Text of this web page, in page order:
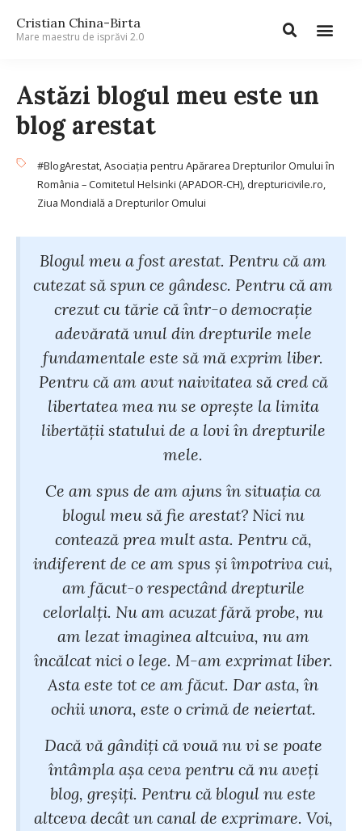
Cristian China-Birta
Mare maestru de isprăvi 2.0
Astăzi blogul meu este un
blog arestat
#BlogArestat,Asociația pentru Apărarea Drepturilor Omului în
România – Comitetul Helsinki (APADOR-CH), drepturicivile.ro,
Ziua Mondială a Drepturilor Omului
Blogul meu a fost arestat. Pentru că am
cutezat să spun ce gândesc. Pentru că am
crezut cu tărie că într-o democrație
adevărată unul din drepturile mele
fundamentale este să mă exprim liber.
Pentru că am avut naivitatea să cred că
libertatea mea nu se oprește la limita
libertății statului de a lovi în drepturile
mele.
Ce am spus de am ajuns în situația ca
blogul meu să fie arestat? Nici nu
contează prea mult asta. Pentru că,
indiferent de ce am spus și împotriva cui,
am făcut-o respectând drepturile
celorlalți. Nu am acuzat fără probe, nu
am lezat imaginea altcuiva, nu am
încălcat nici o lege. M-am exprimat liber.
Asta este tot ce am făcut. Dar asta, în
ochii unora, este o crimă de neiertat.
Dacă vă gândiți că vouă nu vi se poate
întâmpla așa ceva pentru că nu aveți
blog, greșiți. Pentru că blogul nu este
altceva decât un canal de exprimare. Voi,